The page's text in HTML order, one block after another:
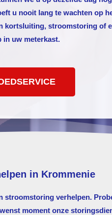
u nooit lang te wachten op
kortsluiting, stroomstoring of
in uw meterkast.
in Krommenie
stroomstoring verhelpen.
moment onze